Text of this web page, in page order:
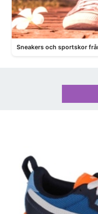
Sneakers och sportskor